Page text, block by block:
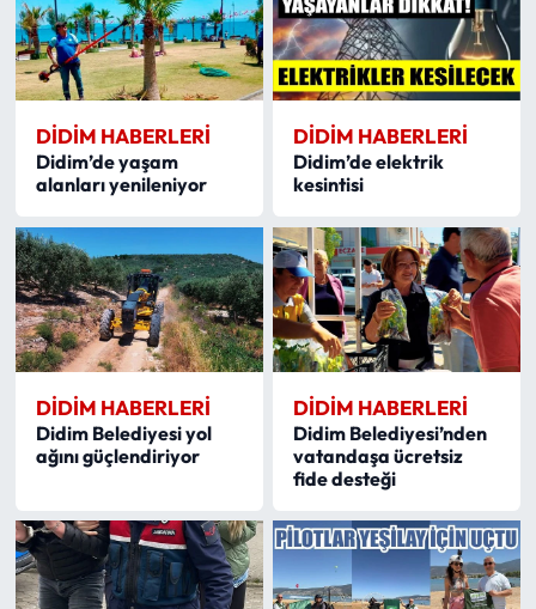
DIDIM HABERLERI
Didim’de yaşam
alanları yenileniyor
DIDIM HABERLERI
Didim’de elektrik
kesintisi
DIDIM HABERLERI
Didim Belediyesi yol
ağını güçlendiriyor
DIDIM HABERLERI
Didim Belediyesi’nden
vatandaşa ücretsiz
fide desteği